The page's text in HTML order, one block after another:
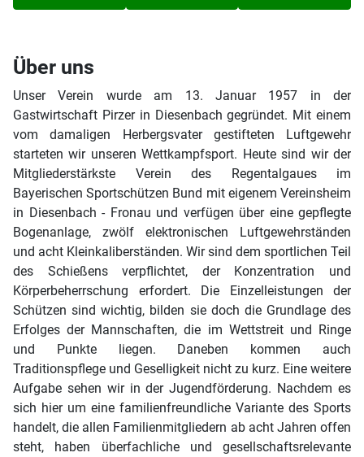
Über uns
Unser Verein wurde am 13. Januar 1957 in der
Gastwirtschaft Pirzer in Diesenbach gegründet. Mit einem
vom damaligen Herbergsvater gestifteten Luftgewehr
starteten wir unseren Wettkampfsport. Heute sind wir der
Mitgliederstärkste Verein des Regentalgaues im
Bayerischen Sportschützen Bund mit eigenem Vereinsheim
in Diesenbach - Fronau und verfügen über eine gepflegte
Bogenanlage, zwölf elektronischen Luftgewehrständen
und acht Kleinkaliberständen. Wir sind dem sportlichen Teil
des Schießens verpflichtet, der Konzentration und
Körperbeherrschung erfordert. Die Einzelleistungen der
Schützen sind wichtig, bilden sie doch die Grundlage des
Erfolges der Mannschaften, die im Wettstreit und Ringe
und Punkte liegen. Daneben kommen auch
Traditionspflege und Geselligkeit nicht zu kurz. Eine weitere
Aufgabe sehen wir in der Jugendförderung. Nachdem es
sich hier um eine familienfreundliche Variante des Sports
handelt, die allen Familienmitgliedern ab acht Jahren offen
steht, haben überfachliche und gesellschaftsrelevante